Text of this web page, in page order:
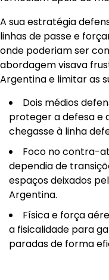
A sua estratégia
linhas de passe e
onde poderiam ser
abordagem visava
Argentina e limitar as
Dois médios
proteger a defesa e
chegasse à linha
Foco no contra-
dependia de
espaços deixados
Argentina.
Física e força
a fisicalidade para
paradas de forma